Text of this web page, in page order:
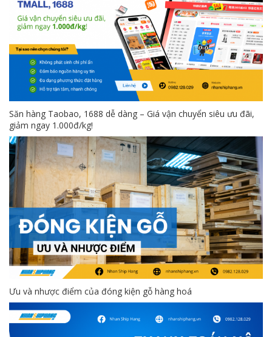
Săn hàng Taobao, 1688 dễ dàng – Giá vận chuyển siêu ưu đãi,
giảm ngay 1.000đ/kg!
Ưu và nhược điểm của đóng kiện gỗ hàng hoá